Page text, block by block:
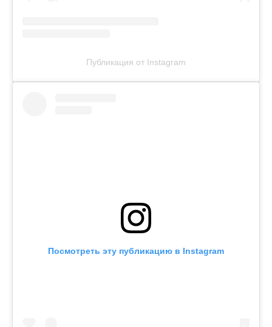
Публикация от Instagram
Посмотреть эту публикацию в Instagram